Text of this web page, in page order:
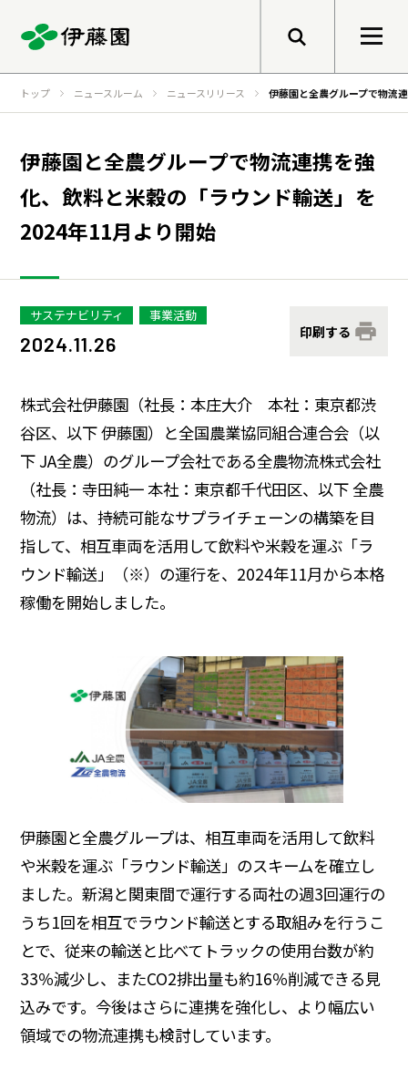
メニューを開く
企業情報
トップメッセージ
グループ経営理念
会社概要
グループ行動規範・方針
コーポレート・ガバナンス
コンプライアンス
役員紹介
企業情報トップ
サステナビリティ
基本的な考え方と推進体制
サステナビリティデータ
統合レポート
サステナビリティトップ
研究開発への考え方・体制
研究・技術開発
3つの重点テーマ
研究リリース
サイエンスキャッスル研究費
伊藤園ウェルネスフォーラム
研究開発トップ
IR・投資家情報
個人投資家の皆さまへ
経営戦略
株式関連情報
IRライブラリ
ディスクロージャーポリシー
よくいただくご質問
IR・投資家情報トップ
ニュースルーム
お問い合わせ
検索
トップ ニュースルーム ニュースリリース 伊藤園と全農グループで物流
伊藤園と全農グループで物流連携を強
化、飲料と米穀の「ラウンド輸送」を
2024年11月より開始
印刷する
サステナビリティ 事業活動
2024.11.26
株式会社伊藤園（社長：本庄大介 本社：東京都渋
谷区、以下 伊藤園）と全国農業協同組合連合会（以
下 JA全農）のグループ会社である全農物流株式会社
（社長：寺田純一 本社：東京都千代田区、以下 全農
物流）は、持続可能なサプライチェーンの構築を目
指して、相互車両を活用して飲料や米穀を運ぶ「ラ
ウンド輸送」（※）の運行を、2024年11月から本格
稼働を開始しました。
伊藤園と全農グループは、相互車両を活用して飲料
や米穀を運ぶ「ラウンド輸送」のスキームを確立し
ました。新潟と関東間で運行する両社の週3回運行の
うち1回を相互でラウンド輸送とする取組みを行うこ
とで、従来の輸送と比べてトラックの使用台数が約
33％減少し、またCO2排出量も約16％削減できる見
込みです。今後はさらに連携を強化し、より幅広い
領域での物流連携も検討しています。